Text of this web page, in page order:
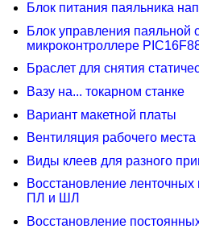
Блок питания паяльника
Блок управления паяльной
микроконтроллере
Браслет для снятия
Вазу на... токарном станке
Вариант макетной платы
Вентиляция рабочего места
Виды клеев для разного
Восстановление
ПЛ и ШЛ
Восстановление